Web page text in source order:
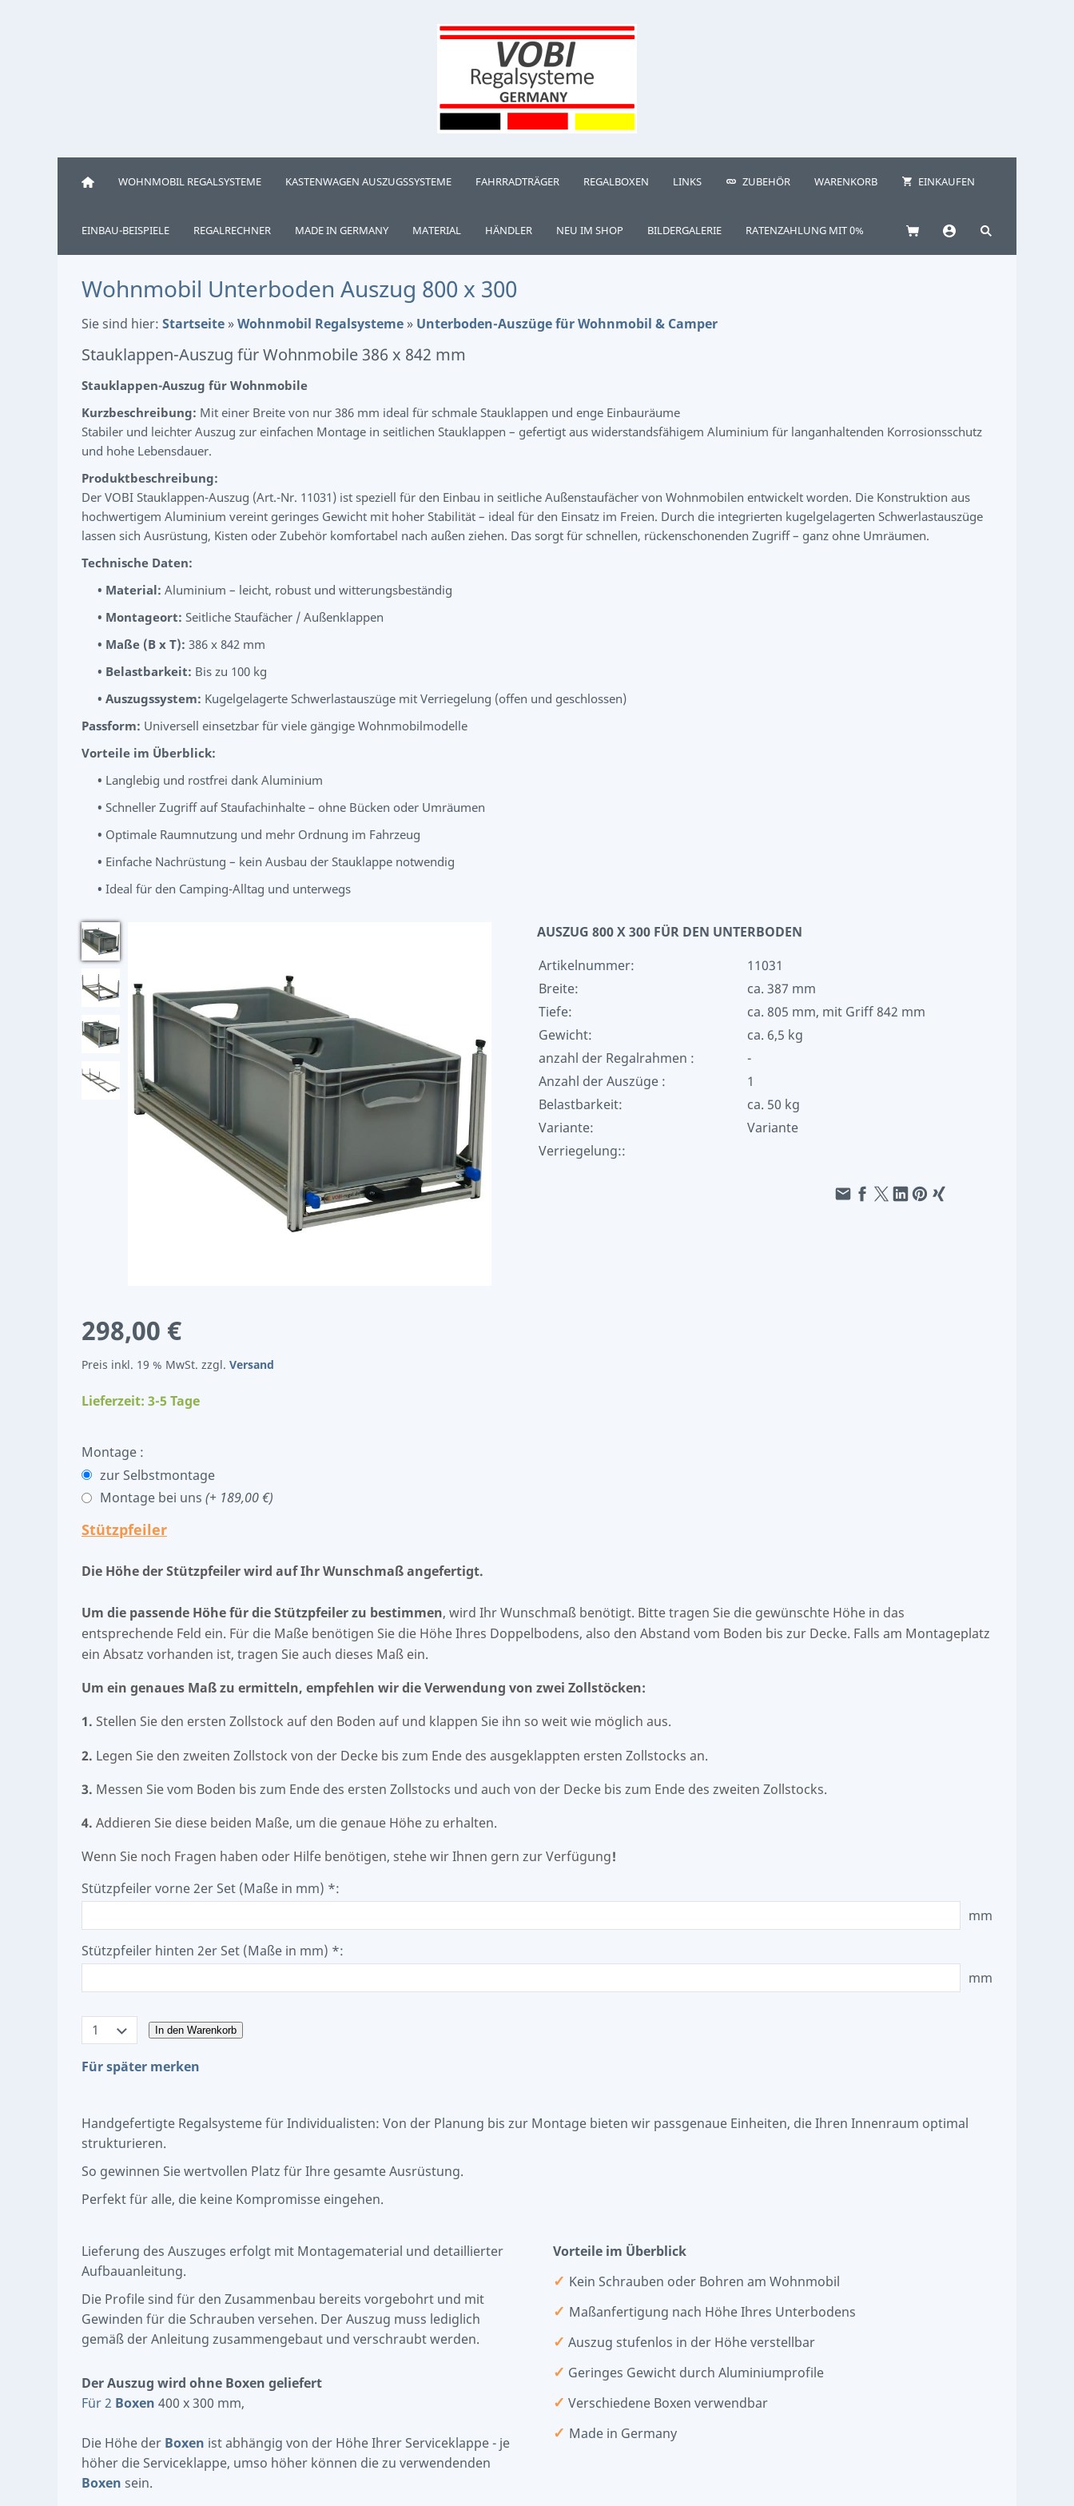
WOHNMOBIL REGALSYSTEME KASTENWAGEN AUSZUGSSYSTEME FAHRRADTRÄGER REGALBOXEN LINKS ZUBEHÖR WARENKORB EINKAUFEN
EINBAU-BEISPIELE REGALRECHNER MADE IN GERMANY MATERIAL HÄNDLER NEU IM SHOP BILDERGALERIE RATENZAHLUNG MIT 0%
Wohnmobil Unterboden Auszug 800 x 300
Sie sind hier: Startseite »Wohnmobil Regalsysteme » Unterboden-Auszüge für Wohnmobil & Camper
Stauklappen-Auszug für Wohnmobile 386 x 842 mm
Stauklappen-Auszug für Wohnmobile
Kurzbeschreibung: Mit einer Breite von nur 386 mm ideal für schmale Stauklappen und enge Einbauräume
Stabiler und leichter Auszug zur einfachen Montage in seitlichen Stauklappen – gefertigt aus widerstandsfähigem Aluminium für langanhaltenden Korrosionsschutz
und hohe Lebensdauer.
Produktbeschreibung:
Der VOBI Stauklappen-Auszug (Art.-Nr. 11031) ist speziell für den Einbau in seitliche Außenstaufächer von Wohnmobilen entwickelt worden. Die Konstruktion aus
hochwertigem Aluminium vereint geringes Gewicht mit hoher Stabilität – ideal für den Einsatz im Freien. Durch die integrierten kugelgelagerten Schwerlastauszüge
lassen sich Ausrüstung, Kisten oder Zubehör komfortabel nach außen ziehen. Das sorgt für schnellen, rückenschonenden Zugriff – ganz ohne Umräumen.
Technische Daten:
• Material: Aluminium – leicht, robust und witterungsbeständig
• Montageort: Seitliche Staufächer / Außenklappen
• Maße (B x T): 386 x 842 mm
• Belastbarkeit: Bis zu 100 kg
• Auszugssystem: Kugelgelagerte Schwerlastauszüge mit Verriegelung (offen und geschlossen)
Passform: Universell einsetzbar für viele gängige Wohnmobilmodelle
Vorteile im Überblick:
• Langlebig und rostfrei dank Aluminium
• Schneller Zugriff auf Staufachinhalte – ohne Bücken oder Umräumen
• Optimale Raumnutzung und mehr Ordnung im Fahrzeug
• Einfache Nachrüstung – kein Ausbau der Stauklappe notwendig
• Ideal für den Camping-Alltag und unterwegs
AUSZUG 800 X 300 FÜR DEN UNTERBODEN
Artikelnummer:
11031
Breite:
ca. 387 mm
Tiefe:
ca. 805 mm, mit Griff 842 mm
Gewicht:
ca. 6,5 kg
anzahl der Regalrahmen :
-
Anzahl der Auszüge :
1
Belastbarkeit:
ca. 50 kg
Variante:
Variante
Verriegelung::
298,00 €
Preis inkl. 19 % MwSt. zzgl. Versand
Lieferzeit: 3-5 Tage
Montage :
zur Selbstmontage
Montage bei uns (+ 189,00 €)
Stützpfeiler
Die Höhe der Stützpfeiler wird auf Ihr Wunschmaß angefertigt.
Um die passende Höhe für die Stützpfeiler zu bestimmen, wird Ihr Wunschmaß benötigt. Bitte tragen Sie die gewünschte Höhe in das
entsprechende Feld ein. Für die Maße benötigen Sie die Höhe Ihres Doppelbodens, also den Abstand vom Boden bis zur Decke. Falls am Montageplatz
ein Absatz vorhanden ist, tragen Sie auch dieses Maß ein.
Um ein genaues Maß zu ermitteln, empfehlen wir die Verwendung von zwei Zollstöcken:
1. Stellen Sie den ersten Zollstock auf den Boden auf und klappen Sie ihn so weit wie möglich aus.
2. Legen Sie den zweiten Zollstock von der Decke bis zum Ende des ausgeklappten ersten Zollstocks an.
3. Messen Sie vom Boden bis zum Ende des ersten Zollstocks und auch von der Decke bis zum Ende des zweiten Zollstocks.
4. Addieren Sie diese beiden Maße, um die genaue Höhe zu erhalten.
Wenn Sie noch Fragen haben oder Hilfe benötigen, stehe wir Ihnen gern zur Verfügung!
Stützpfeiler vorne 2er Set (Maße in mm) *:
mm
Stützpfeiler hinten 2er Set (Maße in mm) *:
mm
In den Warenkorb
Für später merken
Handgefertigte Regalsysteme für Individualisten: Von der Planung bis zur Montage bieten wir passgenaue Einheiten, die Ihren Innenraum optimal
strukturieren.
So gewinnen Sie wertvollen Platz für Ihre gesamte Ausrüstung.
Perfekt für alle, die keine Kompromisse eingehen.
Lieferung des Auszuges erfolgt mit Montagematerial und detaillierter
Aufbauanleitung.
Die Profile sind für den Zusammenbau bereits vorgebohrt und mit
Gewinden für die Schrauben versehen. Der Auszug muss lediglich
gemäß der Anleitung zusammengebaut und verschraubt werden.
Der Auszug wird ohne Boxen geliefert
Für 2 Boxen 400 x 300 mm,
Die Höhe der Boxen ist abhängig von der Höhe Ihrer Serviceklappe - je
höher die Serviceklappe, umso höher können die zu verwendenden
Boxen sein.
Vorteile im Überblick
✓ Kein Schrauben oder Bohren am Wohnmobil
✓ Maßanfertigung nach Höhe Ihres Unterbodens
✓ Auszug stufenlos in der Höhe verstellbar
✓ Geringes Gewicht durch Aluminiumprofile
✓ Verschiedene Boxen verwendbar
✓ Made in Germany